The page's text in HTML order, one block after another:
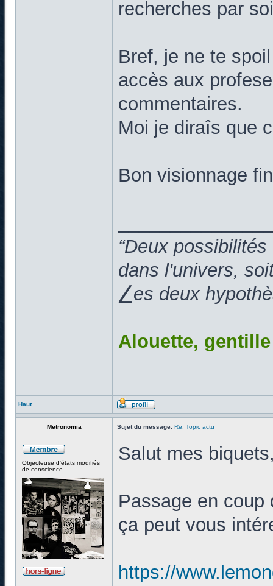
recherches par
Bref, je ne te
accès aux
commentaires.
Moi je diraîs que
Bon visionnage
“Deux
dans l'univers,
⎳es deux
Alouette,
Haut
Metronomia Sujet du message: Re: Topic actu
Objecteuse d'états modifiés
de conscience
Salut mes
Passage en coup
ça peut vous
https://